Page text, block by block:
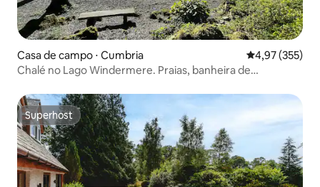
Casa de campo ⋅ Cumbria 4,97 de uma
4,97 (355)
Chalé no Lago Windermere. Praias, banheira de
Superhost
Superhost